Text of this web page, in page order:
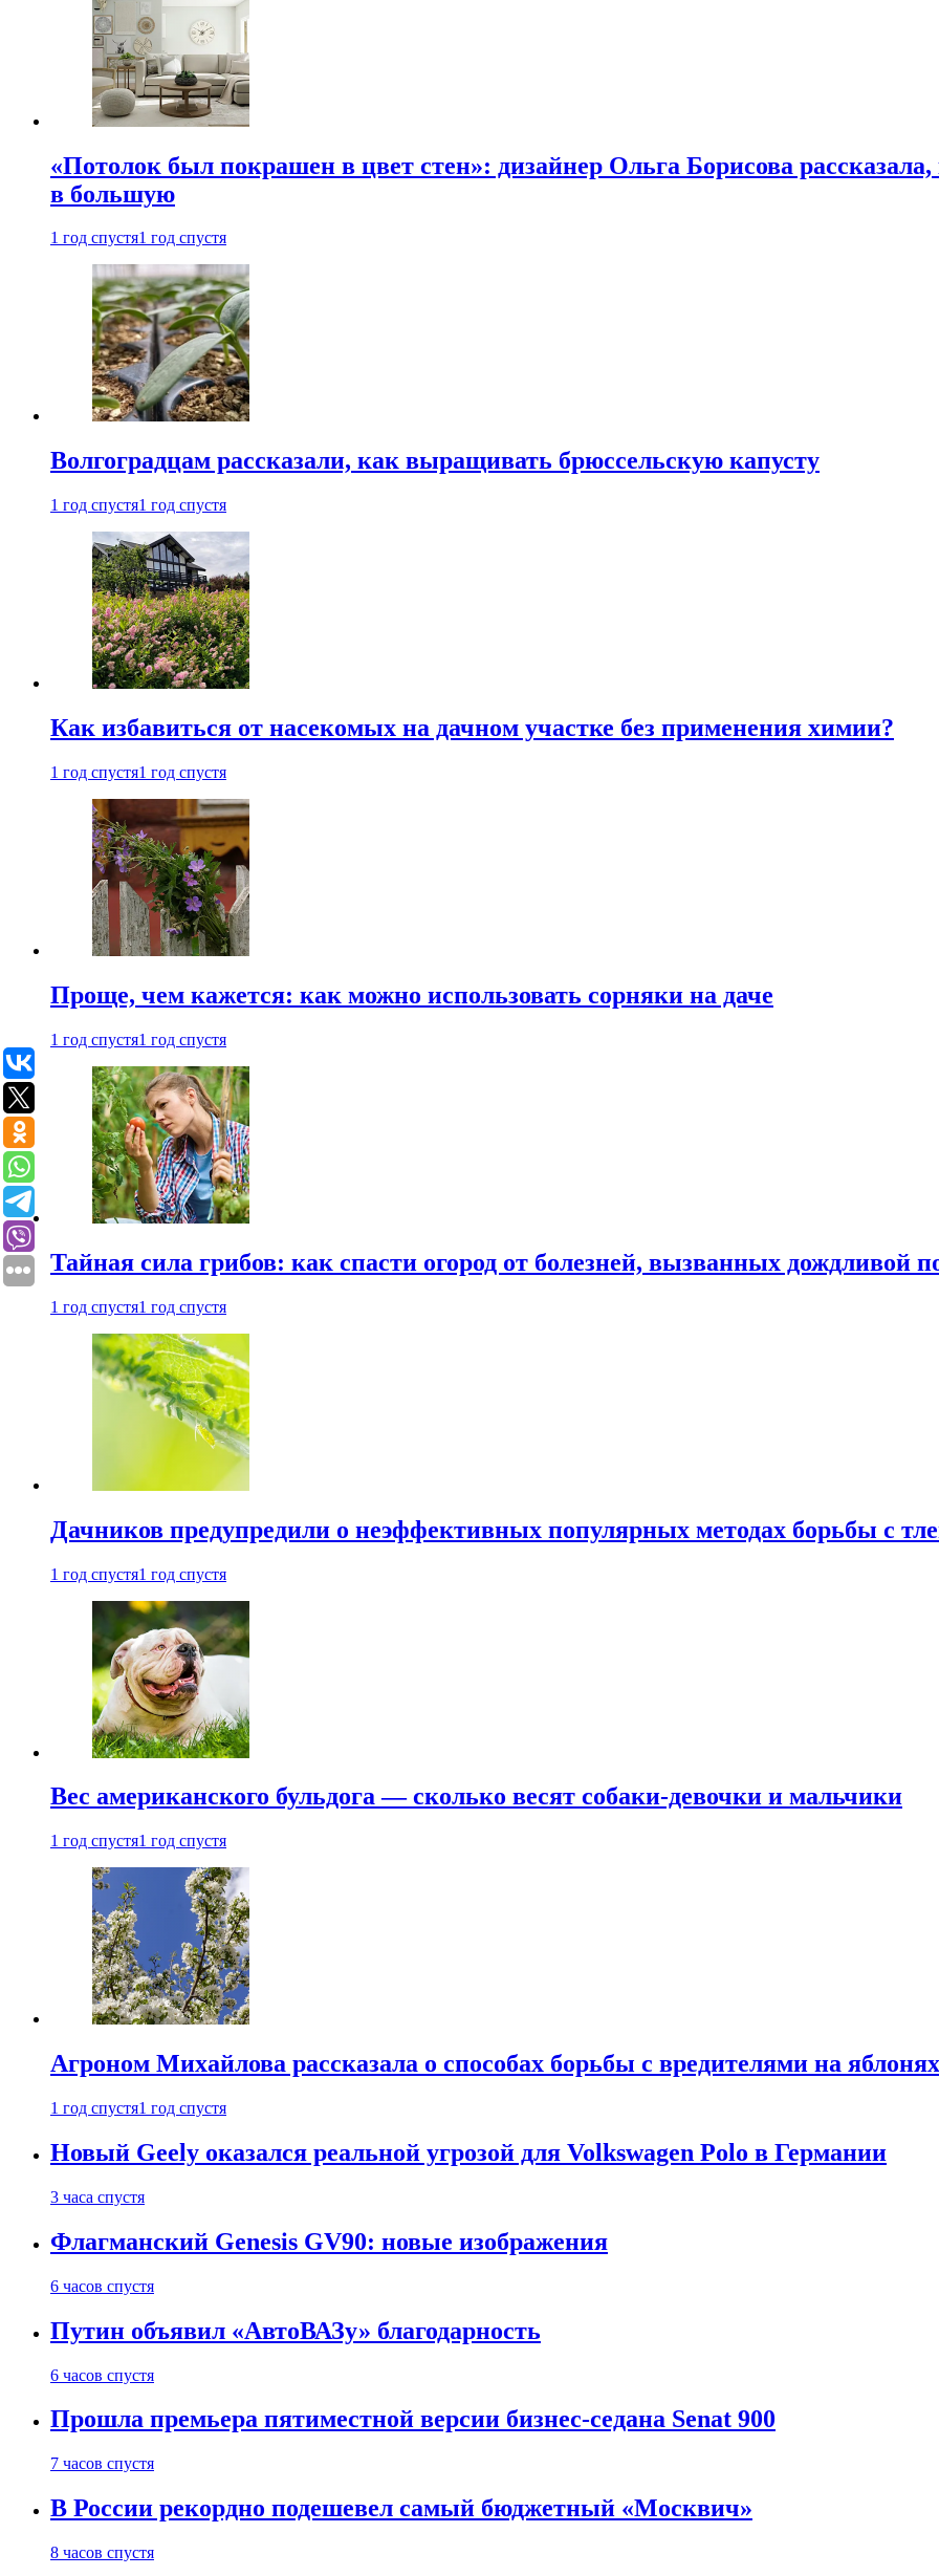
«Потолок был покрашен в цвет стен»: дизайнер Ольга Борисова
в большую
1 год спустя1 год спустя
Волгоградцам рассказали, как выращивать брюссельскую капусту
1 год спустя1 год спустя
Как избавиться от насекомых на дачном участке без применения химии?
1 год спустя1 год спустя
Проще, чем кажется: как можно использовать сорняки на даче
1 год спустя1 год спустя
Тайная сила грибов: как спасти огород от болезней, вызванных дождливой
1 год спустя1 год спустя
Дачников предупредили о неэффективных популярных методах борьбы с
1 год спустя1 год спустя
Вес американского бульдога — сколько весят собаки-девочки и мальчики
1 год спустя1 год спустя
Агроном Михайлова рассказала о способах борьбы с вредителями на яблонях
1 год спустя1 год спустя
Новый Geely оказался реальной угрозой для Volkswagen Polo в Германии
3 часа спустя
Флагманский Genesis GV90: новые изображения
6 часов спустя
Путин объявил «АвтоВАЗу» благодарность
6 часов спустя
Прошла премьера пятиместной версии бизнес-седана Senat 900
7 часов спустя
В России рекордно подешевел самый бюджетный «Москвич»
8 часов спустя